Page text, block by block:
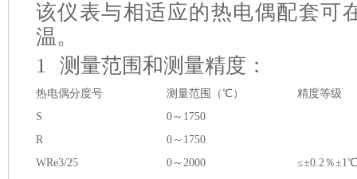
该仪表与相适应的热电偶配套可
温。
1 测量范围和测量精度：
热电偶分度号 测量范围（℃ ）
精度等级
S
0～ 1750
≤±0.2％±1℃
R 0～ 1750
WRe3/25
0～ 2000